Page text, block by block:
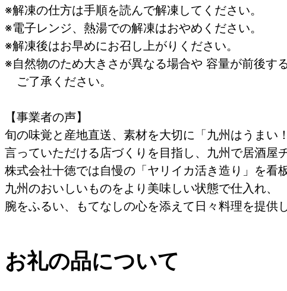
※解凍の仕方は手順を読んで解凍してください。
※電子レンジ、熱湯での解凍はおやめください。
※解凍後はお早めにお召し上がりください。
※自然物のため大きさが異なる場合や 容量が前後す
ご了承ください。
【事業者の声】
旬の味覚と産地直送、素材を大切に「九州はうまい
言っていただける店づくりを目指し、九州で居酒屋
株式会社十徳では自慢の「ヤリイカ活き造り」を看
九州のおいしいものをより美味しい状態で仕入れ、
腕をふるい、もてなしの心を添えて日々料理を提供
お礼の品について